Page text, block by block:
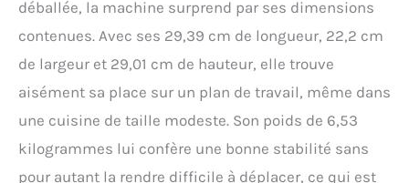
glaçons. Il peut même
glace par jour, sera un
substitut parfait à
maison. Fonction
autonettoyante : avec la
suffit d'appuyer sur le
bouton marche/arrêt
déballée, la machine surprend par ses dimensions
contenues. Avec ses 29,39 cm de longueur, 22,2 cm
de largeur et 29,01 cm de hauteur, elle trouve
aisément sa place sur un plan de travail, même dans
une cuisine de taille modeste. Son poids de 6,53
kilogrammes lui confère une bonne stabilité sans
pour autant la rendre difficile à déplacer, ce qui est